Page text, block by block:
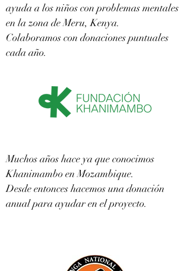
ayuda a los niños con problemas mentales
en la zona de Meru, Kenya.
Colaboramos con donaciones puntuales
cada año.
Muchos años hace ya que conocimos
Khanimambo en Mozambique.
Desde entonces hacemos una donación
anual para ayudar en el proyecto.